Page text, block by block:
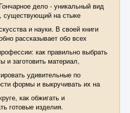
Гончарное дело - уникальный вид
существующий на стыке
и науки. В своей книги
рассказывает обо всех
как правильно выбрать
и заготовить материал,
удивительные по
формы и выкручивать их на
как обжигать и
готовые изделия.